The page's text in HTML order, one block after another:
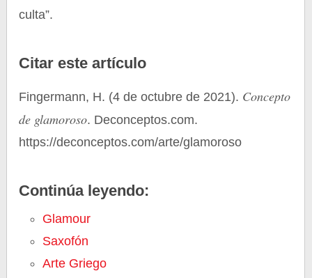
culta”.
Citar este artículo
Fingermann, H. (4 de octubre de 2021). Concepto
de glamoroso. Deconceptos.com.
https://deconceptos.com/arte/glamoroso
Continúa leyendo:
Glamour
Saxofón
Arte Griego